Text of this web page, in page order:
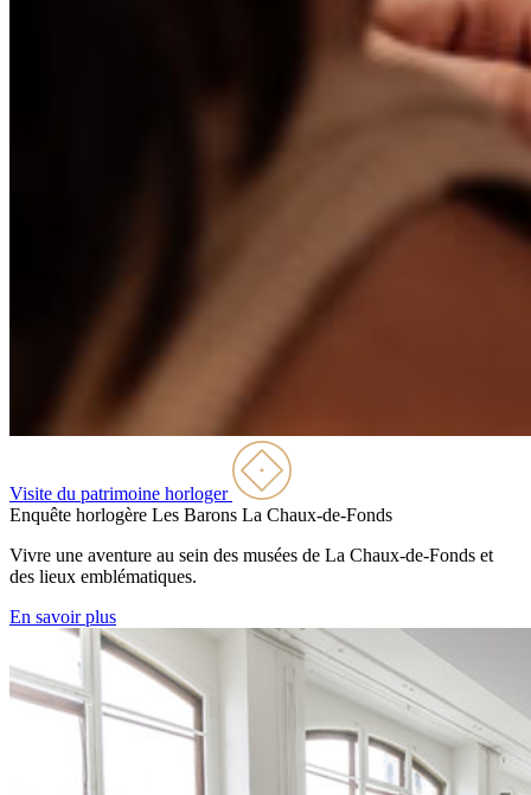
Visite du patrimoine horloger
Enquête horlogère Les Barons La Chaux-de-Fonds
Vivre une aventure au sein des musées de La Chaux-de-Fonds et
des lieux emblématiques.
En savoir plus